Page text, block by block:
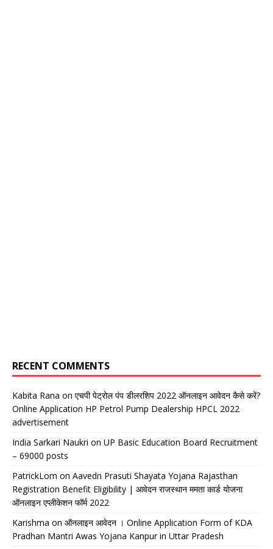
RECENT COMMENTS
Kabita Rana on एचपी पेट्रोल पंप डीलरशिप 2022 ऑनलाइन आवेदन कैसे करें?
Online Application HP Petrol Pump Dealership HPCL 2022
advertisement
India Sarkari Naukri on UP Basic Education Board Recruitment
– 69000 posts
PatrickLom on Aavedn Prasuti Shayata Yojana Rajasthan
Registration Benefit Eligibility | आवेदन राजस्थान ममता कार्ड योजना
ऑनलाइन एप्लीकेशन फॉर्म 2022
Karishma on ऑनलाइन आवेदन । Online Application Form of KDA
Pradhan Mantri Awas Yojana Kanpur in Uttar Pradesh